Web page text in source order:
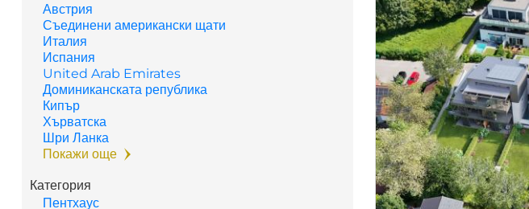
Австрия
Съединени американски щати
Италия
Испания
United Arab Emirates
Доминиканската република
Кипър
Хърватска
Шри Ланка
Покажи още
Категория
Пентхаус
E-mail адрес*